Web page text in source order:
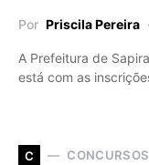
Por Priscila Pereira
A Prefeitura de
está com as
C